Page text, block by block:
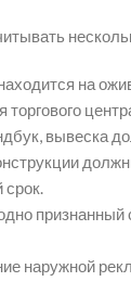
на
вывеска
срок.
признанный
наружной